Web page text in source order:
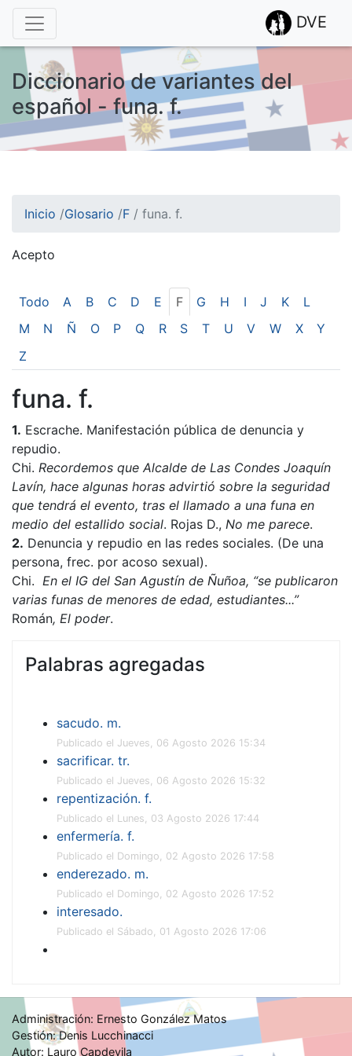
DVE
Diccionario de variantes del
español - funa. f.
Inicio /Glosario /F / funa. f.
Acepto
Esto nos ayuda a recolectar estadísticas de las visitas.
Todo A B C D E F G H I J K
L
M
N Ñ O P Q R S T U V W X
Y
Z
funa. f.
1. Escrache. Manifestación pública de denuncia y
repudio.
Chi. Recordemos que Alcalde de Las Condes Joaquín
Lavín, hace algunas horas advirtió sobre la seguridad
que tendrá el evento, tras el llamado a una funa en
medio del estallido social. Rojas D., No me parece.
2. Denuncia y repudio en las redes sociales. (De una
persona, frec. por acoso sexual).
Chi. En el IG del San Agustín de Ñuñoa, “se publicaron
varias funas de menores de edad, estudiantes...”
Román, El poder.
Palabras agregadas
sacudo. m.
Publicado el Jueves, 06 Agosto 2026 15:34
sacrificar. tr.
Publicado el Jueves, 06 Agosto 2026 15:32
repentización. f.
Publicado el Lunes, 03 Agosto 2026 17:44
enfermería. f.
Publicado el Domingo, 02 Agosto 2026 17:58
enderezado. m.
Publicado el Domingo, 02 Agosto 2026 17:52
interesado.
Publicado el Sábado, 01 Agosto 2026 17:06
Administración: Ernesto González Matos
Gestión: Denis Lucchinacci
Autor: Lauro Capdevila